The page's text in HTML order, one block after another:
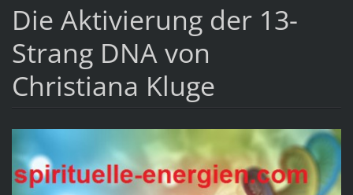
Die Aktivierung der 13-
Strang DNA von
Christiana Kluge